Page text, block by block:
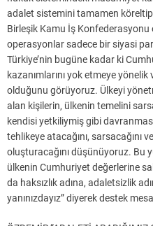
adalet sistemini tamamen
Birleşik Kamu İş
operasyonlar sadece bir siyasi
Türkiye’nin bugüne kadar ki
kazanımlarını yok etmeye
olduğunu görüyoruz. Ülkeyi
alan kişilerin, ülkenin temelini
kendisi yetkiliymiş gibi
tehlikeye atacağını, sarsacağını
oluşturacağını düşünüyoruz. Bu
ülkenin Cumhuriyet değerlerine
da haksızlık adına, adaletsizlik
yanınızdayız” diyerek destek